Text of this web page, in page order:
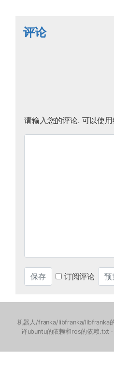
评论
请输入您的评论. 可以使
订阅评论
机器人/franka/libfranka/libfranka
译ubuntu的依赖和ros的依赖.txt